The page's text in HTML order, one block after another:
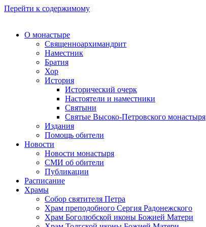
Перейти к содержимому
О монастыре
Священноархимандрит
Наместник
Братия
Хор
История
Исторический очерк
Настоятели и наместники
Святыни
Святые Высоко-Петровского монастыря
Издания
Помощь обители
Новости
Новости монастыря
СМИ об обители
Публикации
Расписание
Храмы
Собор святителя Петра
Храм преподобного Сергия Радонежского
Храм Боголюбской иконы Божией Матери